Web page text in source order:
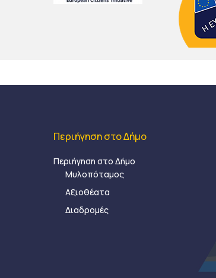
Περιήγηση στο Δήμο
Περιήγηση στο Δήμο
Μυλοπόταμος
Αξιοθέατα
Διαδρομές